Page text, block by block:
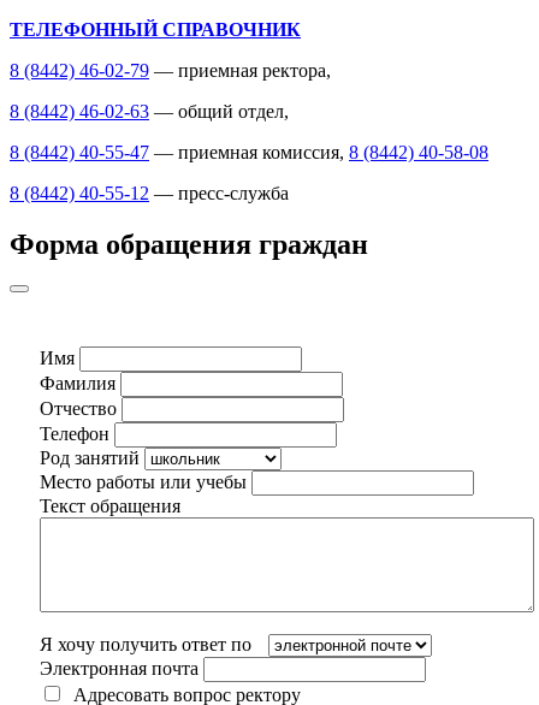
ТЕЛЕФОННЫЙ СПРАВОЧНИК
8 (8442) 46-02-79 — приемная ректора,
8 (8442) 46-02-63 — общий отдел,
8 (8442) 40-55-47 — приемная комиссия, 8 (8442) 40-58-08
8 (8442) 40-55-12 — пресс-служба
Форма обращения граждан
Имя
Фамилия
Отчество
Телефон
Род занятий
Место работы или учебы
Текст обращения
Я хочу получить ответ по
Электронная почта
Адресовать вопрос ректору